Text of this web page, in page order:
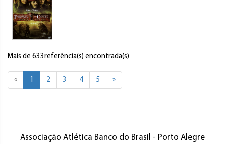
Mais de 633referência(s) encontrada(s)
« 1 2 3 4 5 »
Associação Atlética Banco do Brasil - Porto Alegre